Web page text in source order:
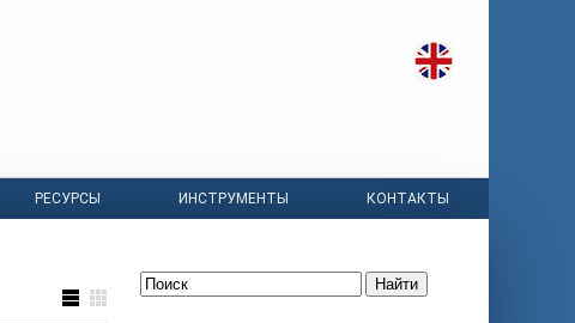
РЕСУРСЫ ИНСТРУМЕНТЫ КОНТАКТЫ
Найти